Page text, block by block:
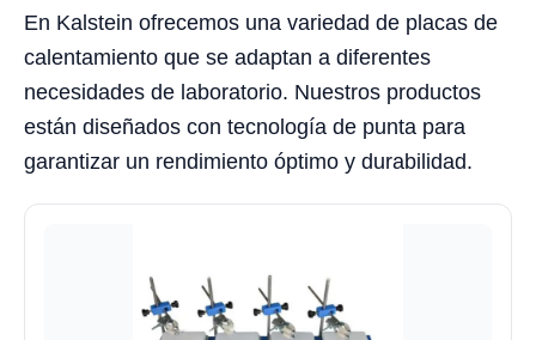
En Kalstein ofrecemos una variedad de placas de
calentamiento que se adaptan a diferentes
necesidades de laboratorio. Nuestros productos
están diseñados con tecnología de punta para
garantizar un rendimiento óptimo y durabilidad.